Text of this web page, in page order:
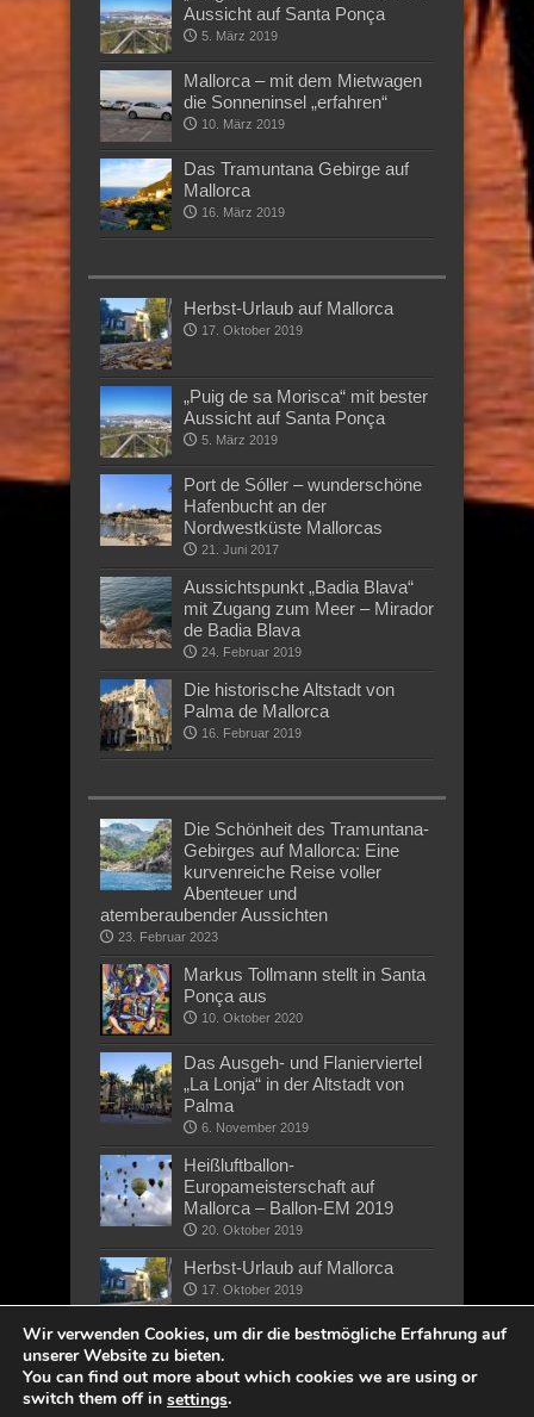
Aussicht auf Santa Ponça
5. März 2019
Mallorca – mit dem Mietwagen
die Sonneninsel „erfahren“
10. März 2019
Das Tramuntana Gebirge auf
Mallorca
16. März 2019
Herbst-Urlaub auf Mallorca
17. Oktober 2019
„Puig de sa Morisca“ mit bester
Aussicht auf Santa Ponça
5. März 2019
Port de Sóller – wunderschöne
Hafenbucht an der
Nordwestküste Mallorcas
21. Juni 2017
Aussichtspunkt „Badia Blava“
mit Zugang zum Meer – Mirador
de Badia Blava
24. Februar 2019
Die historische Altstadt von
Palma de Mallorca
16. Februar 2019
Die Schönheit des Tramuntana-
Gebirges auf Mallorca: Eine
kurvenreiche Reise voller
Abenteuer und
atemberaubender Aussichten
23. Februar 2023
Markus Tollmann stellt in Santa
Ponça aus
10. Oktober 2020
Das Ausgeh- und Flanierviertel
„La Lonja“ in der Altstadt von
Palma
6. November 2019
Heißluftballon-
Europameisterschaft auf
Mallorca – Ballon-EM 2019
20. Oktober 2019
Herbst-Urlaub auf Mallorca
17. Oktober 2019
Wir verwenden Cookies, um dir die bestmögliche Erfahrung auf
unserer Website zu bieten.
You can find out more about which cookies we are using or
switch them off in settings.